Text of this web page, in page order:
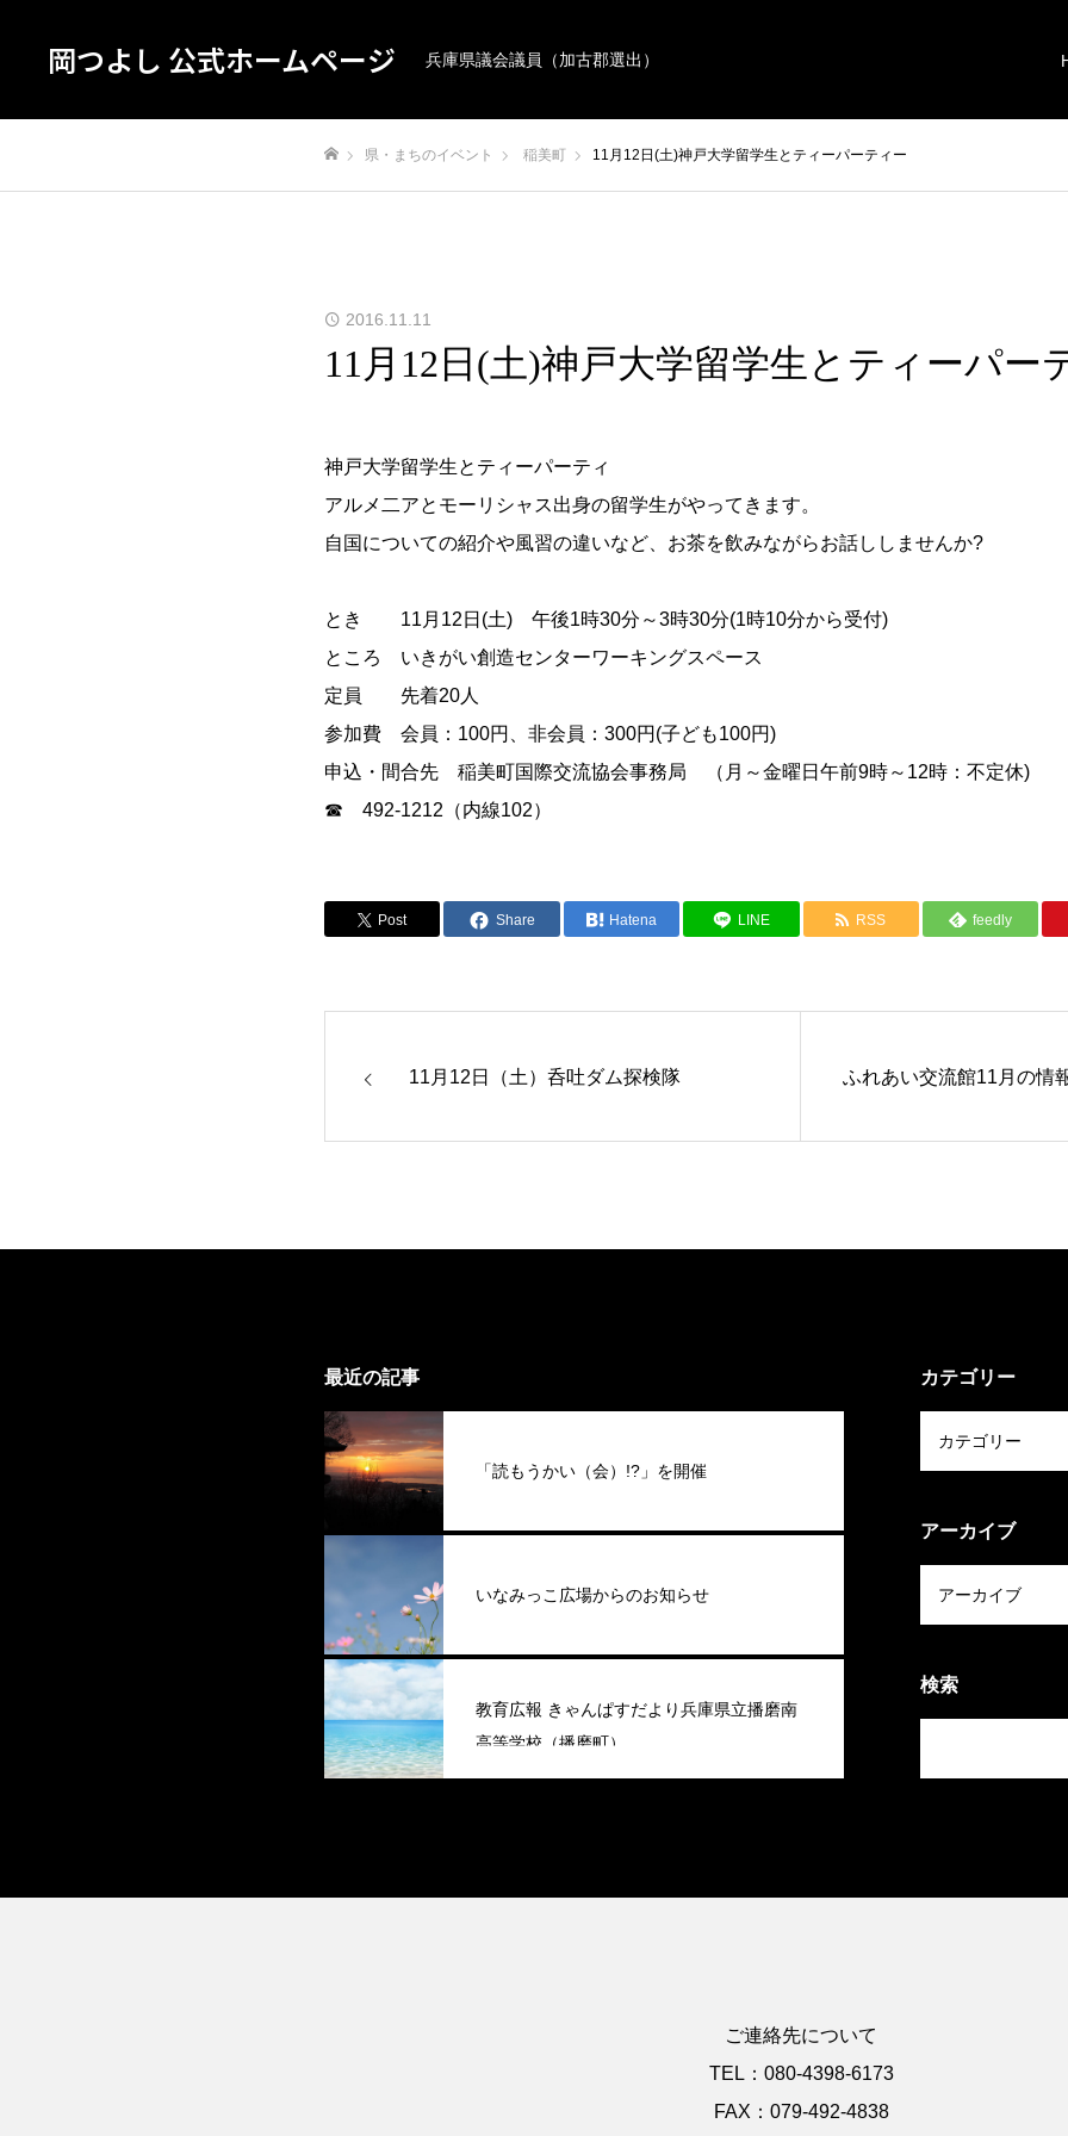
岡つよし 公式ホームページ 兵庫県議会議員（加古郡選出）
県・まちのイベント 稲美町 11月12日(土)神戸大学留学生とティーパーティー
2016.11.11
11月12日(土)神戸大学留学生とティーパー
神戸大学留学生とティーパーティ
アルメ二アとモーリシャス出身の留学生がやってきます。
自国についての紹介や風習の違いなど、お茶を飲みながらお話ししませんか?
とき 11月12日(土) 午後1時30分～3時30分(1時10分から受付)
ところ いきがい創造センターワーキングスペース
定員 先着20人
参加費 会員：100円、非会員：300円(子ども100円)
申込・間合先 稲美町国際交流協会事務局 （月～金曜日午前9時～12時：不定休)
☎ 492-1212（内線102）
Post Share Hatena LINE RSS feedly
11月12日（土）呑吐ダム探検隊 ふれあい交流館11月の情
最近の記事
「読もうかい（会）!?」を開催
いなみっこ広場からのお知らせ
教育広報 きゃんぱすだより兵庫県立播磨南
高等学校（播磨町）
カテゴリー
アーカイブ
検索
ご連絡先について
TEL：080-4398-6173
FAX：079-492-4838